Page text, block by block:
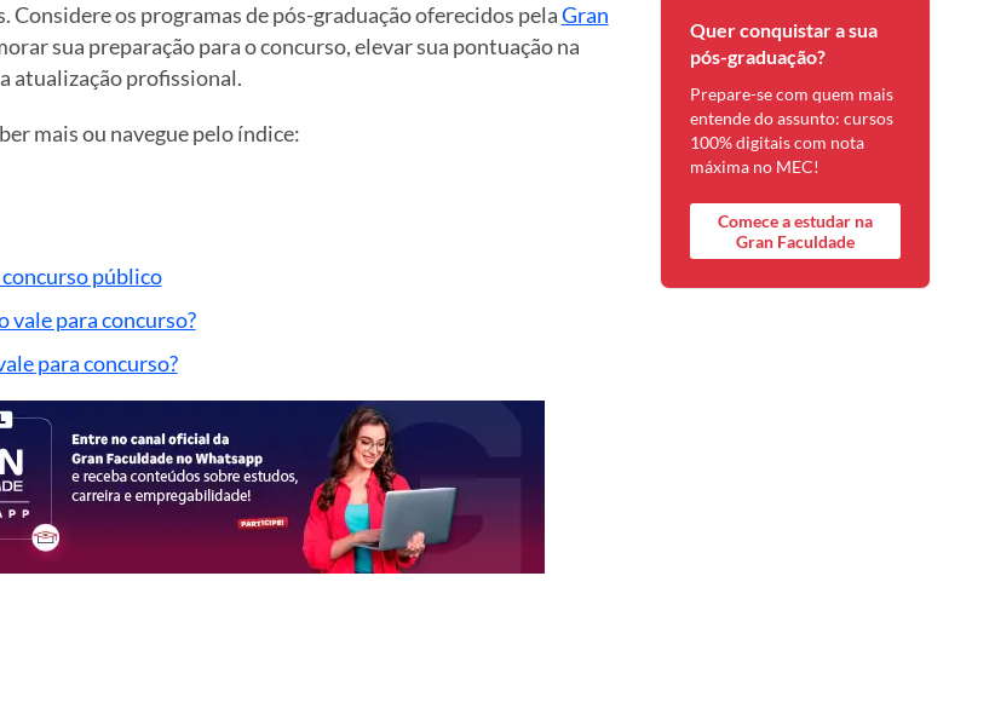
Considere os programas de pós-graduação oferecidos pelaGran
sua preparação para o concurso, elevar sua pontuação na
atualização profissional.
mais ou navegue pelo índice:
público
vale para concurso?
para concurso?
Quer conquistar a sua
pós-graduação?
Prepare-se com quem mais
entende do assunto: cursos
100% digitais com nota
máxima no MEC!
Comece a estudar na
Gran Faculdade